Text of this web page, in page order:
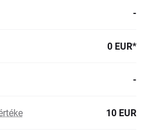
-
0 EUR*
-
10 EUR